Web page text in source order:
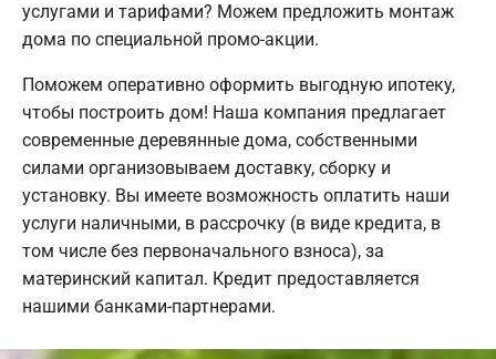
услугами и тарифами? Можем предложить монтаж
дома по специальной промо-акции.
Поможем оперативно оформить выгодную ипотеку,
чтобы построить дом! Наша компания предлагает
современные деревянные дома, собственными
силами организовываем доставку, сборку и
установку. Вы имеете возможность оплатить наши
услуги наличными, в рассрочку (в виде кредита, в
том числе без первоначального взноса), за
материнский капитал. Кредит предоставляется
нашими банками-партнерами.